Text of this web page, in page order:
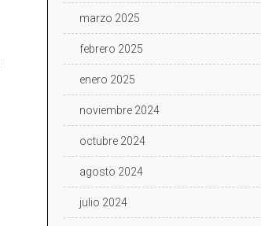
marzo 2025
febrero 2025
enero 2025
noviembre 2024
octubre 2024
agosto 2024
julio 2024